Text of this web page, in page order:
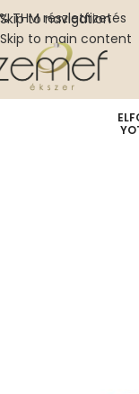
Skip to navigation
Skip to main content
THM részletfizetés